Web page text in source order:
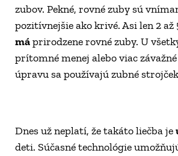
zubov. Pekné, rovné zuby sú
má prirodzene rovné zuby. U
prítomné menej alebo viac
úpravu sa používajú zubné
Dnes už neplatí, že takáto liečba je
deti. Súčasné technológie